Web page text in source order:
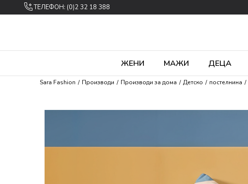
ТЕЛЕФОН: (0)2 32 18 388
ЖЕНИ МАЖИ ДЕЦА
Sara Fashion Производи Производи за дома Детско постелнина